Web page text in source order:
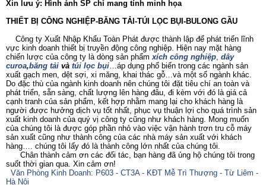
Xin lưu ý: Hình ảnh SP chỉ mang tính minh họa
THIẾT BỊ CÔNG NGHIỆP-BĂNG TẢI-TÚI LỌC BỤI-BULONG GẦU
Công ty Xuất Nhập Khẩu Toàn Phát được thành lập để phát triển lĩnh
vực kinh doanh thiết bị truyền động công nghiệp. Hiện nay mặt hàng
chiến lược của công ty là dòng sản phẩm xích công nghiệp, dây
curoa,băng tải và túi lọc bụi…áp dụng phổ biến trong các ngành sản
xuất gạch men, dệt sợi, xi măng, khai thác gỗ…và một số ngành khác.
Do đặc thù của ngành kinh doanh nên chúng tôi đặt tiêu chí an toàn và
phát triển, sẵn sàng, chất lượng lên hàng đâu, đi kèm với đó là giá cả
cạnh tranh của sản phẩm, kết hợp nhằm mang lại cho khách hàng là
người được hưởng dịch vụ tốt nhất, phục vụ thuận lợi cho quá trình sản
xuất kinh doanh của quý vị công ty cũng như khách hàng. Mong muốn
của chúng tôi là được góp phần nhỏ vào việc vận hành trơn tru cỗ máy
sản xuất cũng như thành công của các nhà máy sản xuất với khách
hàng…. chúng tôi lấy đó là thành công lớn nhất của chúng tôi.
Chân thành cảm ơn các đối tác, bạn hàng đã ủng hộ chúng tôi trong
suốt thời gian qua. Xin cảm ơn!
Văn Phòng Kinh Doanh: P603 - CT3A - KĐT Mễ Trì Thượng - Từ Liêm -
Hà Nội